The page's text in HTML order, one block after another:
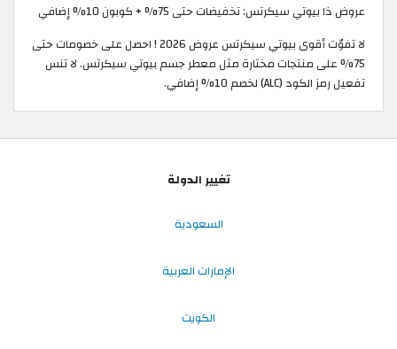
عروض ذا بيوتي سيكرتس: تخفيضات حتى 75% + كوبون 10% إضافي
لا تفوّت أقوى بيوتي سيكرتس عروض 2026 ! احصل على خصومات حتى
75% على منتجات مختارة مثل معطر جسم بيوتي سيكرتس. لا تنس
تفعيل رمز الكود (ALC) لخصم 10% إضافي.
تغيير الدولة
السعودية
الإمارات العربية
الكويت